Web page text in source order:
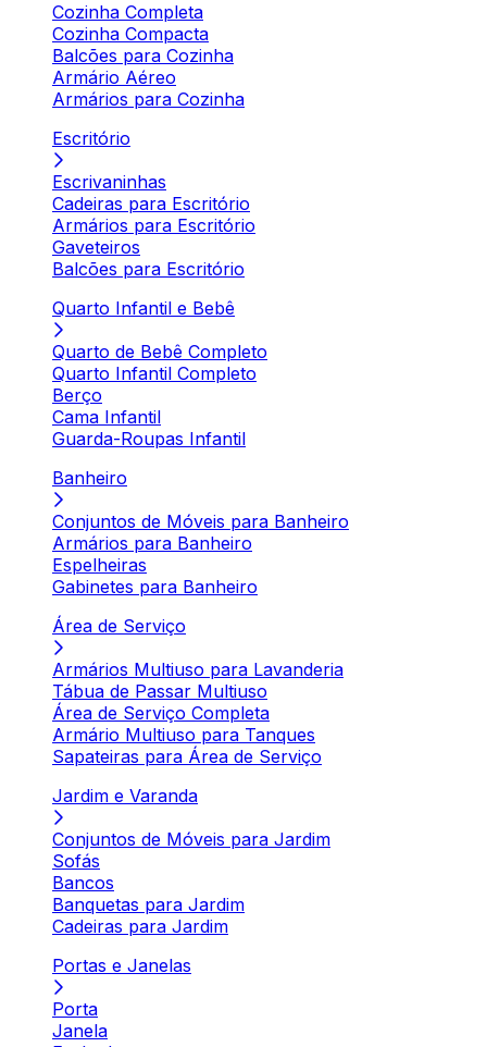
Cozinha Completa
Cozinha Compacta
Balcões para Cozinha
Armário Aéreo
Armários para Cozinha
Escritório
Escrivaninhas
Cadeiras para Escritório
Armários para Escritório
Gaveteiros
Balcões para Escritório
Quarto Infantil e Bebê
Quarto de Bebê Completo
Quarto Infantil Completo
Berço
Cama Infantil
Guarda-Roupas Infantil
Banheiro
Conjuntos de Móveis para Banheiro
Armários para Banheiro
Espelheiras
Gabinetes para Banheiro
Área de Serviço
Armários Multiuso para Lavanderia
Tábua de Passar Multiuso
Área de Serviço Completa
Armário Multiuso para Tanques
Sapateiras para Área de Serviço
Jardim e Varanda
Conjuntos de Móveis para Jardim
Sofás
Bancos
Banquetas para Jardim
Cadeiras para Jardim
Portas e Janelas
Porta
Janela